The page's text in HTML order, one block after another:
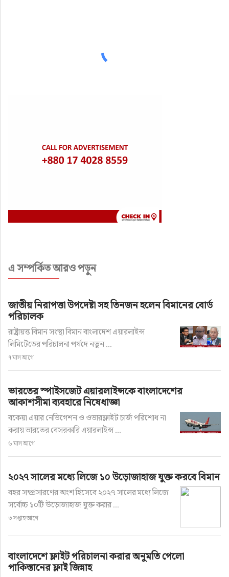
এ সম্পর্কিত আরও পড়ুন
জাতীয় নিরাপত্তা উপদেষ্টা সহ তিনজন হলেন বিমানের বোর্ড
পরিচালক
রাষ্ট্রায়ত্ত বিমান সংস্থা বিমান বাংলাদেশ এয়ারলাইন্স
লিমিটেডের পরিচালনা পর্ষদে নতুন ...
৭ মাস আগে
ভারতের স্পাইসজেট এয়ারলাইন্সকে বাংলাদেশের
আকাশসীমা ব্যবহারে নিষেধাজ্ঞা
বকেয়া এয়ার নেভিগেশন ও ওভারফ্লাইট চার্জ পরিশোধ না
করায় ভারতের বেসরকারি এয়ারলাইন্স ...
৬ মাস আগে
২০২৭ সালের মধ্যে লিজে ১০ উড়োজাহাজ যুক্ত করবে বিমান
বহর সম্প্রসারণের অংশ হিসেবে ২০২৭ সালের মধ্যে লিজে
সর্বোচ্চ ১০টি উড়োজাহাজ যুক্ত করার ...
৩ সপ্তাহ আগে
বাংলাদেশে ফ্লাইট পরিচালনা করার অনুমতি পেলো
পাকিস্তানের ফ্লাই জিন্নাহ